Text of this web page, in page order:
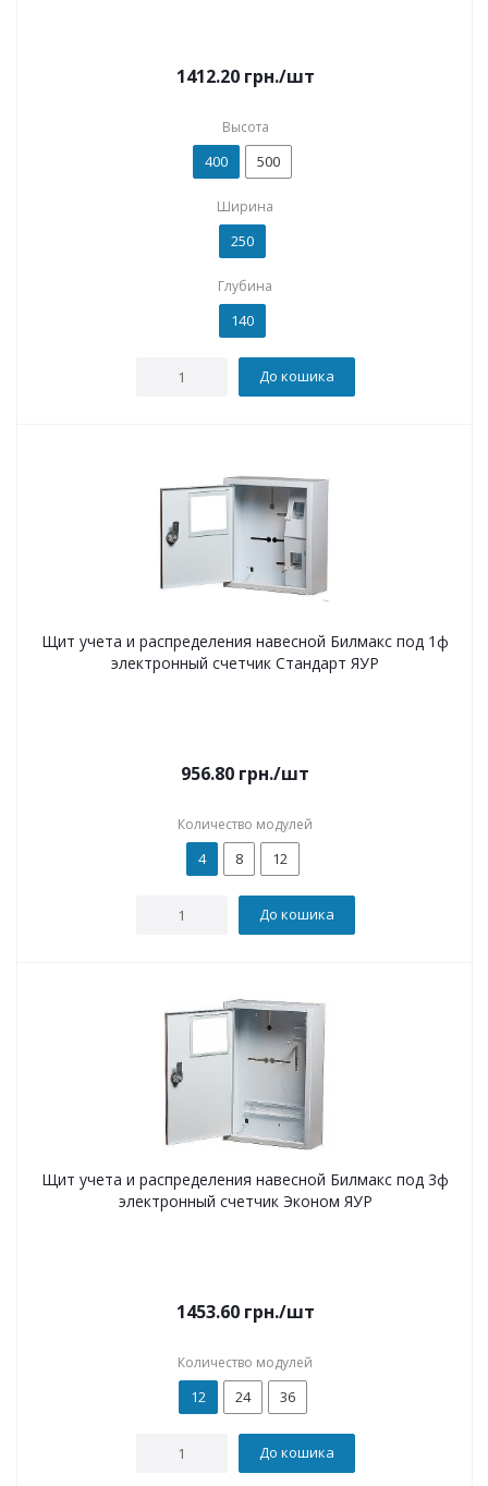
1412.20грн./шт
Высота
400 500
Ширина
250
Глубина
140
До кошика
Щит учета и распределения навесной Билмакс под 1ф
электронный счетчик Стандарт ЯУР
956.80 грн./шт
Количество модулей
4 8 12
До кошика
Щит учета и распределения навесной Билмакс под 3ф
электронный счетчик Эконом ЯУР
1453.60грн./шт
Количество модулей
12 24 36
До кошика